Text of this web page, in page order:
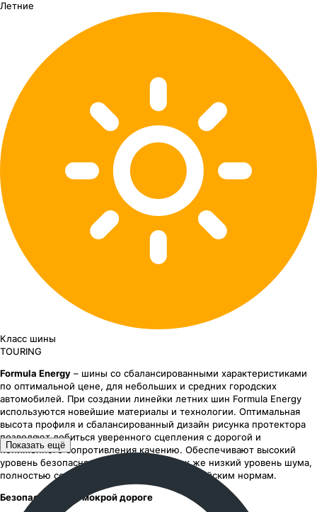
Летние
Класс шины
TOURING
Formula Energy – шины со сбалансированными характеристиками
по оптимальной цене, для небольших и средних городских
автомобилей. При создании линейки летних шин Formula Energy
используются новейшие материалы и технологии. Оптимальная
высота профиля и сбалансированный дизайн рисунка протектора
позволяют добиться уверенного сцепления с дорогой и
пониженного сопротивления качению. Обеспечивают высокий
уровень безопасности и комфорта, а так же низкий уровень шума,
полностью соответствующий новым европейским нормам.
Безопасность на мокрой дороге
Показать ещё